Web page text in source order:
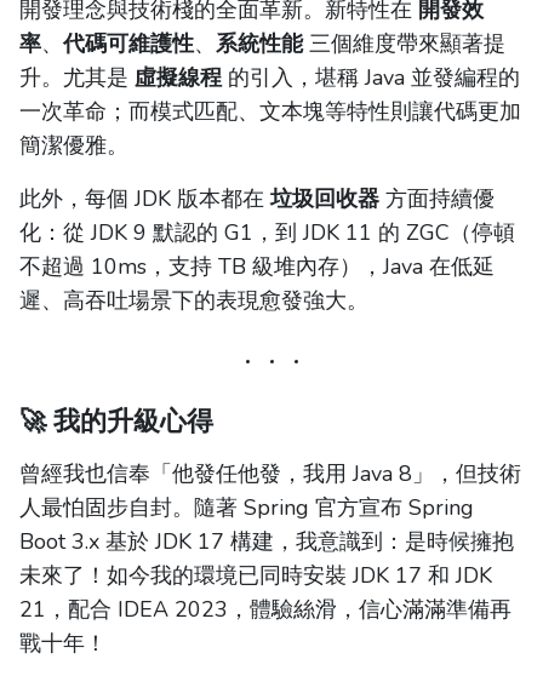
開發理念與技術棧的全面革新。新特性在 開發效
率、代碼可維護性、 系統性能三個維度帶來顯著提
升。尤其是 虛擬線程的引入，堪稱 Java 並發編程的
一次革命；而模式匹配、文本塊等特性則讓代碼更加
簡潔優雅。
此外，每個 JDK 版本都在垃圾回收器 方面持續優
化：從 JDK 9 默認的 G1，到 JDK 11 的 ZGC（停頓
不超過 10ms，支持 TB 級堆內存），Java 在低延
遲、高吞吐場景下的表現愈發強大。
🚀 我的升級心得
曾經我也信奉「他發任他發，我用 Java 8」，但技術
人最怕固步自封。隨著 Spring 官方宣布 Spring
Boot 3.x 基於 JDK 17 構建，我意識到：是時候擁抱
未來了！如今我的環境已同時安裝 JDK 17 和 JDK
21，配合 IDEA 2023，體驗絲滑，信心滿滿準備再
戰十年！